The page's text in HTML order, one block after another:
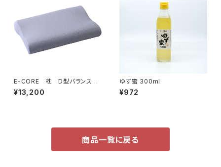
E-CORE 枕 D型バランス
水洗い可能 通気性抜群
¥13,200
ゆず蜜 300ml
¥972
商品一覧に戻る